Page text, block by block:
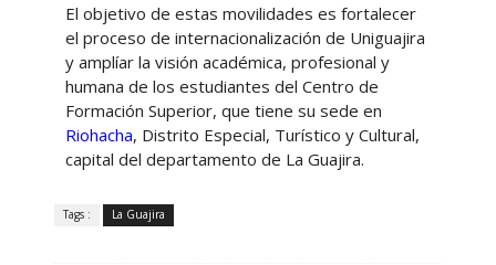
El objetivo de estas movilidades es fortalecer
el proceso de internacionalización de Uniguajira
y amplíar la visión académica, profesional y
humana de los estudiantes del Centro de
Formación Superior, que tiene su sede en
Riohacha, Distrito Especial, Turístico y Cultural,
capital del departamento de La Guajira.
Tags : La Guajira